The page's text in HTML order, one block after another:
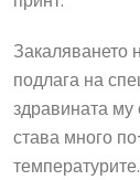
Закаляването
подлага на
здравината му
става много